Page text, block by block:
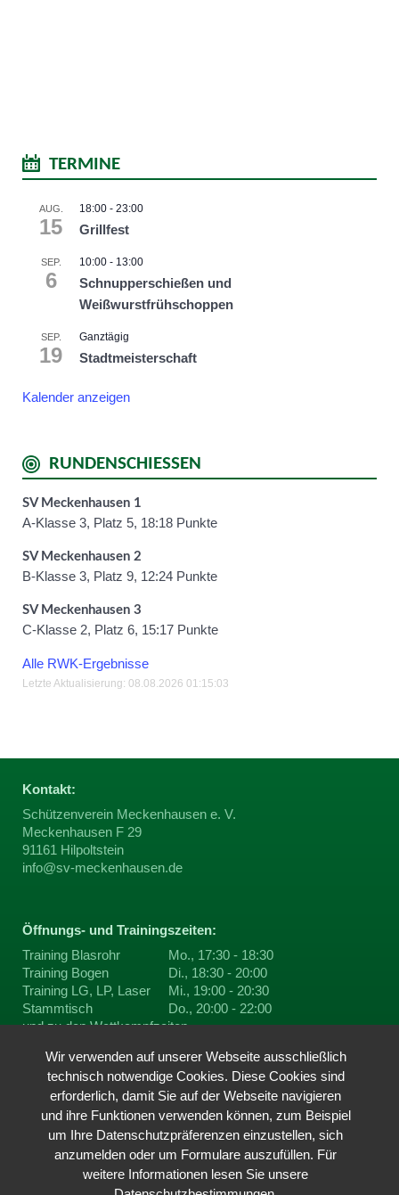
TERMINE
AUG.
15
18:00 - 23:00
Grillfest
SEP.
6
10:00 - 13:00
Schnupperschießen und
Weißwurstfrühschoppen
SEP.
19
Ganztägig
Stadtmeisterschaft
Kalender anzeigen
RUNDENSCHIESSEN
SV Meckenhausen 1
A-Klasse 3, Platz 5, 18:18 Punkte
SV Meckenhausen 2
B-Klasse 3, Platz 9, 12:24 Punkte
SV Meckenhausen 3
C-Klasse 2, Platz 6, 15:17 Punkte
Alle RWK-Ergebnisse
Letzte Aktualisierung: 08.08.2026 01:15:03
Kontakt:
Schützenverein Meckenhausen e. V.
Meckenhausen F 29
91161 Hilpoltstein
info@sv-meckenhausen.de
Öffnungs- und Trainingszeiten:
Training Blasrohr
Mo., 17:30 - 18:30
Training Bogen
Di., 18:30 - 20:00
Training LG, LP, Laser
Mi., 19:00 - 20:30
Stammtisch
Do., 20:00 - 22:00
und zu denWettkampfzeiten
Du findest uns auf ...
Wir verwenden auf unserer Webseite ausschließlich
technisch notwendige Cookies. Diese Cookies sind
erforderlich, damit Sie auf der Webseite navigieren
und ihre Funktionen verwenden können, zum Beispiel
um Ihre Datenschutzpräferenzen einzustellen, sich
anzumelden oder um Formulare auszufüllen. Für
weitere Informationen lesen Sie unsere